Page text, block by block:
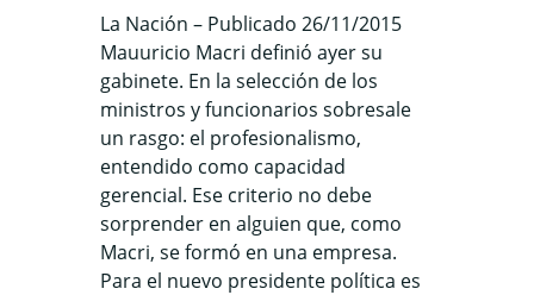
La Nación – Publicado 26/11/2015
Mauuricio Macri definió ayer su
gabinete. En la selección de los
ministros y funcionarios sobresale
un rasgo: el profesionalismo,
entendido como capacidad
gerencial. Ese criterio no debe
sorprender en alguien que, como
Macri, se formó en una empresa.
Para el nuevo presidente política es